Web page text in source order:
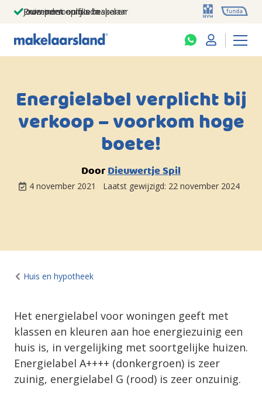
Jouw persoonlijke makelaar
Duizenden euro's besparen
Prominent op funda
Energielabel verplicht bij
verkoop – voorkom hoge
boete!
DoorDieuwertje Spil
4 november 2021 Laatst gewijzigd: 22 november 2024
Huis en hypotheek
Het energielabel voor woningen geeft met
klassen en kleuren aan hoe energiezuinig een
huis is, in vergelijking met soortgelijke huizen.
Energielabel A++++ (donkergroen) is zeer
zuinig, energielabel G (rood) is zeer onzuinig.